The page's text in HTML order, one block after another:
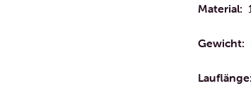
Material:
Gewicht:
Lauflänge: